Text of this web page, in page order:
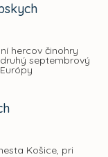
hercov činohry
septembrový
Košice, pri